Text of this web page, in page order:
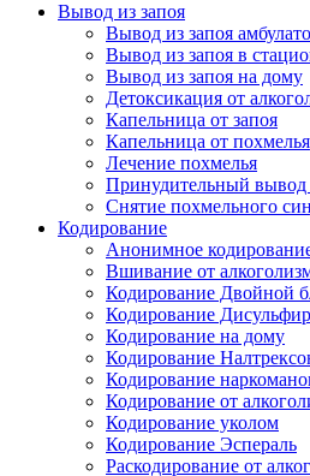
Вывод из запоя
Вывод из запоя
Вывод из запоя в
Вывод из запоя на дому
Детоксикация от
Капельница от запоя
Капельница от похмелья
Лечение похмелья
Принудительный вывод
Снятие похмельного
Кодирование
Анонимное
Вшивание от
Кодирование Двойной
Кодирование
Кодирование на дому
Кодирование
Кодирование
Кодирование от
Кодирование уколом
Кодирование Эспераль
Раскодирование от